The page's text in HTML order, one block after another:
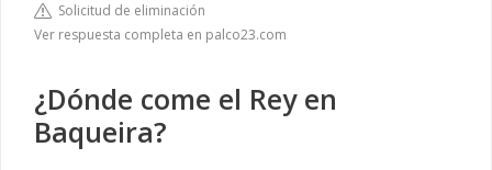
Solicitud de eliminación
Ver respuesta completa en palco23.com
¿Dónde come el Rey en
Baqueira?